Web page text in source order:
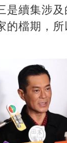
是續集涉及
的檔期，所